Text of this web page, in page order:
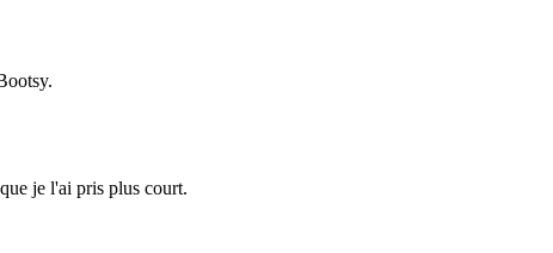
je l'ai pris plus court.